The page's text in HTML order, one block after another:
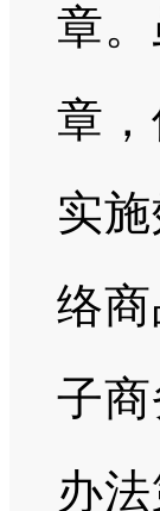
章
章
实
络
子
办